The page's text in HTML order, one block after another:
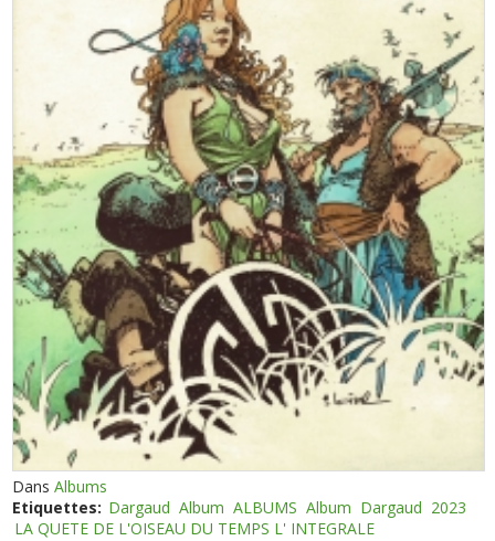
DansAlbums
Etiquettes: Dargaud Album ALBUMS Album Dargaud 2023
LA QUETE DE L'OISEAU DU TEMPS L' INTEGRALE